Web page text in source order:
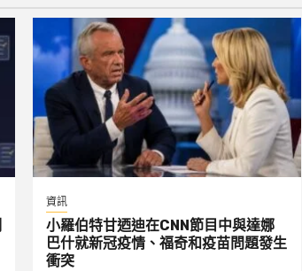
資訊
小羅伯特甘迺迪在CNN節目中與達娜
巴什就新冠疫情、福奇和疫苗問題發生
衝突